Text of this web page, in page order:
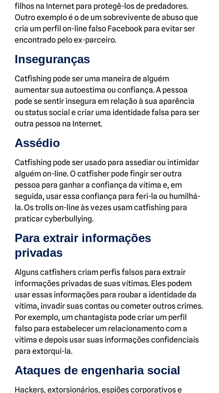
filhos na Internet para protegê-los de predadores.
Outro exemplo é o de um sobrevivente de abuso que
cria um perfil on-line falso Facebook para evitar ser
encontrado pelo ex-parceiro.
Inseguranças
Catfishing pode ser uma maneira de alguém
aumentar sua autoestima ou confiança. A pessoa
pode se sentir insegura em relação à sua aparência
ou status social e criar uma identidade falsa para ser
outra pessoa na Internet.
Assédio
Catfishing pode ser usado para assediar ou intimidar
alguém on-line. O catfisher pode fingir ser outra
pessoa para ganhar a confiança da vítima e, em
seguida, usar essa confiança para feri-la ou humilhá-
la. Os trolls on-line às vezes usam catfishing para
praticar cyberbullying.
Para extrair informações
privadas
Alguns catfishers criam perfis falsos para extrair
informações privadas de suas vítimas. Eles podem
usar essas informações para roubar a identidade da
vítima, invadir suas contas ou cometer outros crimes.
Por exemplo, um chantagista pode criar um perfil
falso para estabelecer um relacionamento com a
vítima e depois usar suas informações confidenciais
para extorqui-la.
Ataques de engenharia social
Hackers, extorsionários, espiões corporativos e